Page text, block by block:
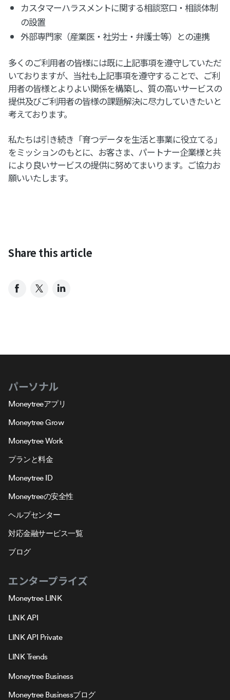
カスタマーハラスメントに関する相談窓口・相談体制
の設置
外部専門家（産業医・社労士・弁護士等）との連携
多くのご利用者の皆様には既に上記事項を遵守していただ
いておりますが、当社も上記事項を遵守することで、ご利
用者の皆様とよりよい関係を構築し、質の高いサービスの
提供及びご利用者の皆様の課題解決に尽力していきたいと
考えております。
私たちは引き続き「育つデータを生活と事業に役立てる」
をミッションのもとに、お客さま、パートナー企業様と共
により良いサービスの提供に努めてまいります。ご協力お
願いいたします。
Share this article
パーソナル
Moneytreeアプリ
Moneytree Grow
Moneytree Work
プランと料金
Moneytree ID
Moneytreeの安全性
ヘルプセンター
対応金融サービス一覧
ブログ
エンタープライズ
Moneytree LINK
LINK API
LINK API Private
LINK Trends
Moneytree Business
Moneytree Businessブログ